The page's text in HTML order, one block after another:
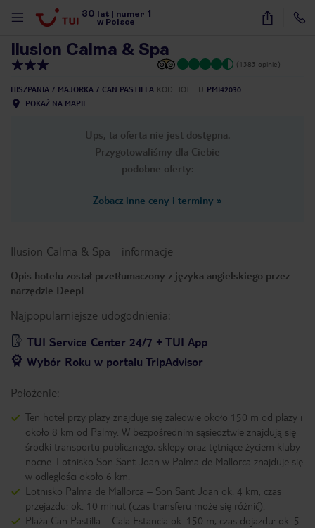
30 lat numer 1
w Polsce
23
Ilusion Calma & Spa
(1383 opinie)
HISZPANIA MAJORKA CAN PASTILLA KOD HOTELU PMI42030
POKAŻ NA MAPIE
Ups, ta oferta nie jest dostępna.
Przygotowaliśmy dla Ciebie
podobne oferty:
Zobacz inne ceny i terminy »
Ilusion Calma & Spa - informacje
Opis hotelu został przetłumaczony z języka angielskiego przez
narzędzie DeepL
Najpopularniejsze udogodnienia:
TUI Service Center 24/7 + TUI App
Wybór Roku w portalu TripAdvisor
Położenie:
Ten hotel przy plaży znajduje się zaledwie około 150 m od plaży i
około 8 km od Palmy. W bezpośrednim sąsiedztwie znajdują się
środki transportu publicznego, sklepy oraz tętniące życiem kluby
nocne. Lotnisko Son Sant Joan w Palma de Mallorca znajduje się
w odległości około 6 km.
Lotnisko Palma de Mallorca – Son Sant Joan ok. 4 km, czas
przejazdu: ok. 10 minut (czas transferu może się różnić).
Plaża Can Pastilla – Cala Estancia ok. 150 m, czas dojazdu: ok. 5